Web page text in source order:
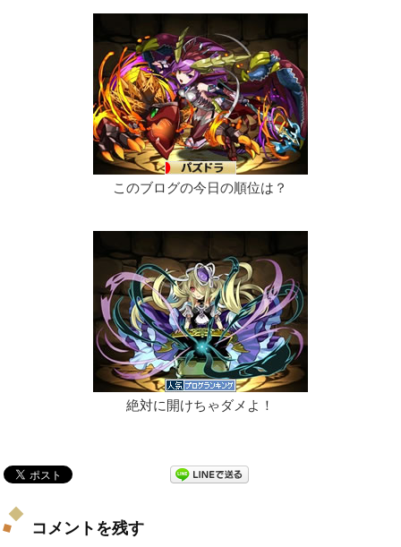
このブログの今日の順位は？
絶対に開けちゃダメよ！
コメントを残す